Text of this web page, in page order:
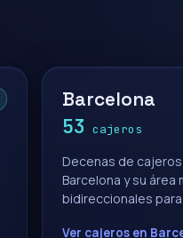
Barcelona
53 cajeros
Decenas de
Barcelona y su
bidireccionales
Ver cajeros en